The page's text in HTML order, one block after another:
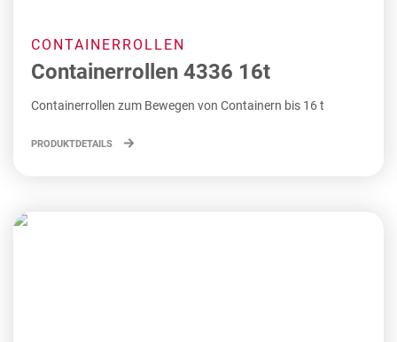
CONTAINERROLLEN
Containerrollen 4336 16t
Containerrollen zum Bewegen von Containern bis 16 t
PRODUKTDETAILS